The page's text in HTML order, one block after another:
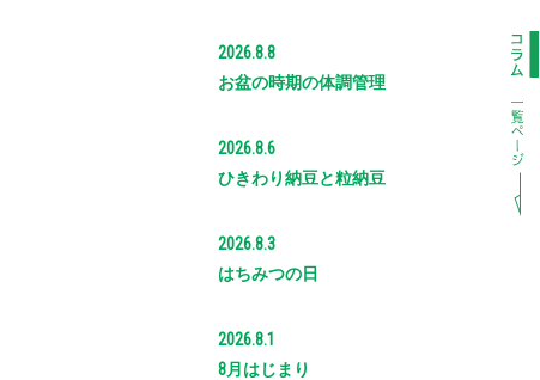
2026.8.8
お盆の時期の体調管理
2026.8.6
ひきわり納豆と粒納豆
2026.8.3
はちみつの日
2026.8.1
8月はじまり